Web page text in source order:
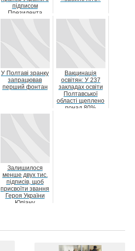
підписом
Президента
У Полтаві зранку
запрацював
перший фонтан
Вакцинація
освітян: У 237
закладах освіти
Полтавської
області щеплено
понад 80%
Залишилося
менше двух тис.
підписів, щоб
присвоїти звання
Героя України
Юліану